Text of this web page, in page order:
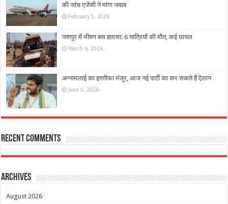
की जांच एजेंसी ने मांगा जवाब
February 5, 2026
जशपुर में भीषण बस हादसा: 6 यात्रियों की मौत, कई घायल
March 6, 2026
अन्नामलाई का इस्तीफा मंजूर, आज नई पार्टी का कर सकते हैं ऐलान
June 5, 2026
Recent Comments
Archives
August 2026